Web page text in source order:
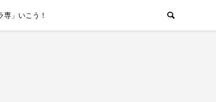
専」いこう！